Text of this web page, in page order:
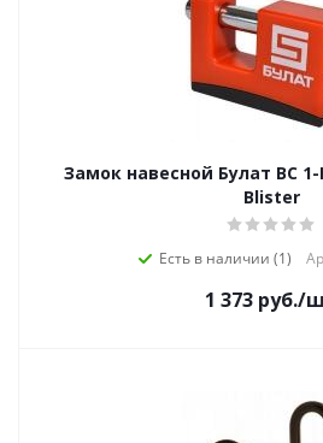
Замок навесной Булат ВС
Blister
Есть в наличии (1)
1 373 руб./